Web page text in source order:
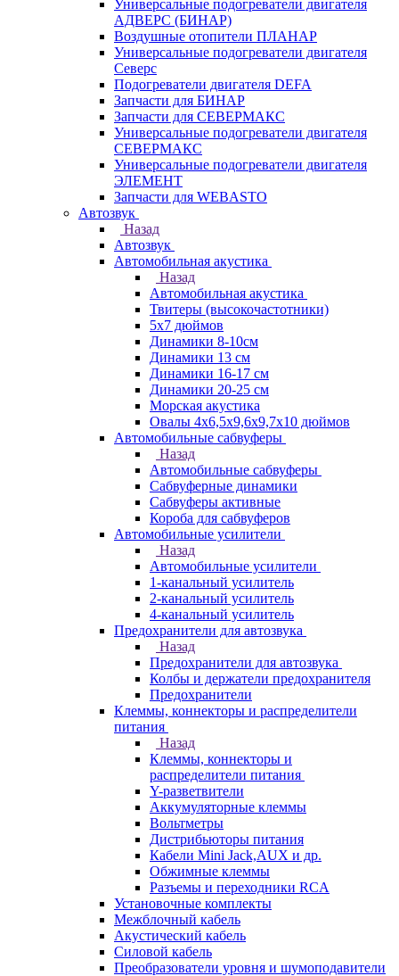
Универсальные подогреватели двигателя
АДВЕРС (БИНАР)
Воздушные отопители ПЛАНАР
Универсальные подогреватели двигателя
Северс
Подогреватели двигателя DEFA
Запчасти для БИНАР
Запчасти для СЕВЕРМАКС
Универсальные подогреватели двигателя
СЕВЕРМАКС
Универсальные подогреватели двигателя
ЭЛЕМЕНТ
Запчасти для WEBASTO
Автозвук
Назад
Автозвук
Автомобильная акустика
Назад
Автомобильная акустика
Твитеры (высокочастотники)
5x7 дюймов
Динамики 8-10см
Динамики 13 см
Динамики 16-17 см
Динамики 20-25 см
Морская акустика
Овалы 4х6,5х9,6x9,7х10 дюймов
Автомобильные сабвуферы
Назад
Автомобильные сабвуферы
Сабвуферные динамики
Сабвуферы активные
Короба для сабвуферов
Автомобильные усилители
Назад
Автомобильные усилители
1-канальный усилитель
2-канальный усилитель
4-канальный усилитель
Предохранители для автозвука
Назад
Предохранители для автозвука
Колбы и держатели предохранителя
Предохранители
Клеммы, коннекторы и распределители
питания
Назад
Клеммы, коннекторы и
распределители питания
Y-разветвители
Аккумуляторные клеммы
Вольтметры
Дистрибьюторы питания
Кабели Mini Jack,AUX и др.
Обжимные клеммы
Разъемы и переходники RCA
Установочные комплекты
Межблочный кабель
Акустический кабель
Силовой кабель
Преобразователи уровня и шумоподавители